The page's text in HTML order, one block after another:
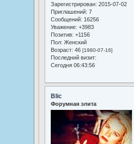
Зарегистрирован: 2015-07-02
Приглашений: 7
Сообщений: 16256
Уважение: +3983
Позитив: +1156
Пол: Женский
Возраст: 46 [1980-07-16]
Последний визит:
Сегодня 06:43:56
Blic
Форумная элита